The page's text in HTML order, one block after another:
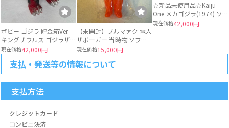
ポピー ゴジラ 貯金箱Ver.
キングザウルス ゴジラザウ
ルス 当時物
現在価格42,000円
【未開封】ブルマァク 電人
ザボーガー 当時物 ソフビ
ロボット
現在価格15,000円
☆新品未使用品☆Kaiju
One メカゴジラ(1974) ソ
フビ 墓場の画廊
現在価格42,000円
支払・発送等の情報について
支払方法
クレジットカード
コンビニ決済